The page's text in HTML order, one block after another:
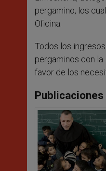
pergamino, los
Oficina.
Todos los
pergaminos con
favor de los